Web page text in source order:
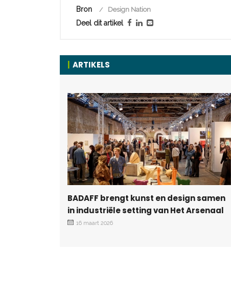
Bron Design Nation
Deel dit artikel
ARTIKELS
BADAFF brengt kunst en design samen
in industriële setting van Het Arsenaal
16 maart 2026